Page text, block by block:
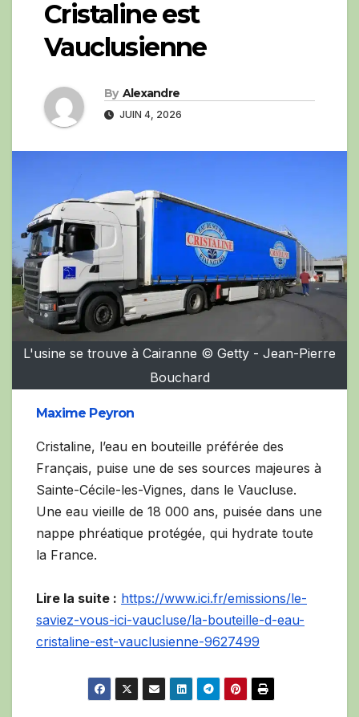
Cristaline est
Vauclusienne
By Alexandre
JUIN 4, 2026
L'usine se trouve à Cairanne © Getty - Jean-Pierre
Bouchard
Maxime Peyron
Cristaline, l’eau en bouteille préférée des
Français, puise une de ses sources majeures à
Sainte-Cécile-les-Vignes, dans le Vaucluse.
Une eau vieille de 18 000 ans, puisée dans une
nappe phréatique protégée, qui hydrate toute
la France.
Lire la suite : https://www.ici.fr/emissions/le-
saviez-vous-ici-vaucluse/la-bouteille-d-eau-
cristaline-est-vauclusienne-9627499